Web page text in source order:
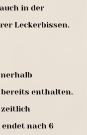
in der
Leckerbissen.
enthalten.
zeitlich
nach 6